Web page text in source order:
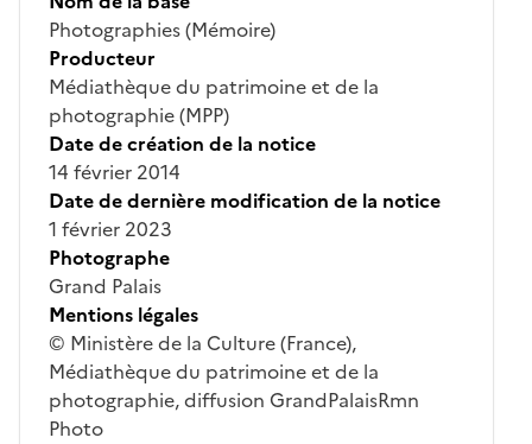
Photographies (Mémoire)
Producteur
Médiathèque du patrimoine et de la
photographie (MPP)
Date de création de la notice
14 février 2014
Date de dernière modification de la notice
1 février 2023
Photographe
Grand Palais
Mentions légales
© Ministère de la Culture (France),
Médiathèque du patrimoine et de la
photographie, diffusion GrandPalaisRmn
Photo